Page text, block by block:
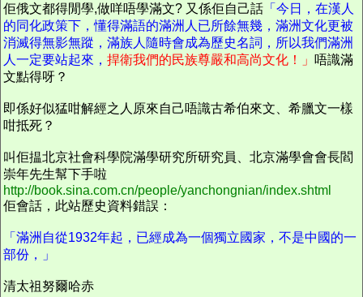
佢俄文都得閒學,做咩唔學滿文? 又係佢自己話 「今日，在漢人
的同化政策下，懂得滿語的滿洲人已所餘無幾，滿洲文化更被
消滅得無影無蹤，滿族人隨時會成為歷史名詞，所以我們滿洲
人一定要站起來， 捍衛我們的民族尊嚴和高尚文化！」 唔識滿
文點得呀？
即係好似猛咁解經之人原來自己唔識古希伯來文、希臘文一樣
咁抵死？
叫佢揾北京社會科學院滿學研究所研究員、北京滿學會會長閻
崇年先生幫下手啦
http://book.sina.com.cn/people/yanchongnian/index.shtml
佢會話，此站歷史資料錯誤：
「滿洲自從1932年起，已經成為一個獨立國家，不是中國的一
部份，」
清太祖努爾哈赤